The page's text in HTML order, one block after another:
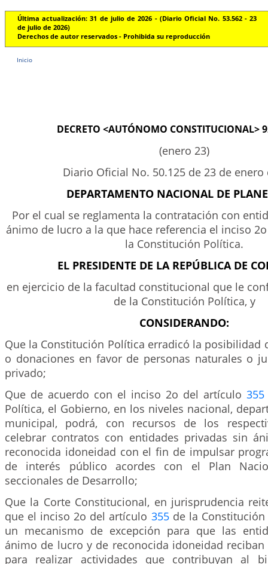
Última actualización: 31 de julio de 2026 - (Diario Oficial No. 53.562 - 23
de julio de 2026)
Derechos de autor reservados - Prohibida su reproducción
Inicio
DECRETO <AUTÓNOMO CONSTITUCIONAL>
(enero 23)
Diario Oficial No. 50.125 de 23 de enero
DEPARTAMENTO NACIONAL DE
Por el cual se reglamenta la contratación con
ánimo de lucro a la que hace referencia el inciso
la Constitución Política.
EL PRESIDENTE DE LA REPÚBLICA DE
en ejercicio de la facultad constitucional que le
de la Constitución Política, y
CONSIDERANDO:
Que la Constitución Política erradicó la posibilidad
o donaciones en favor de personas naturales o
privado;
Que de acuerdo con el inciso 2o del artículo 355
Política, el Gobierno, en los niveles nacional,
municipal, podrá, con recursos de los
celebrar contratos con entidades privadas sin
reconocida idoneidad con el fin de impulsar
de interés público acordes con el Plan
seccionales de Desarrollo;
Que la Corte Constitucional, en jurisprudencia
que el inciso 2o del artículo 355de la
un mecanismo de excepción para que las
ánimo de lucro y de reconocida idoneidad reciban
para realizar actividades que contribuyan al